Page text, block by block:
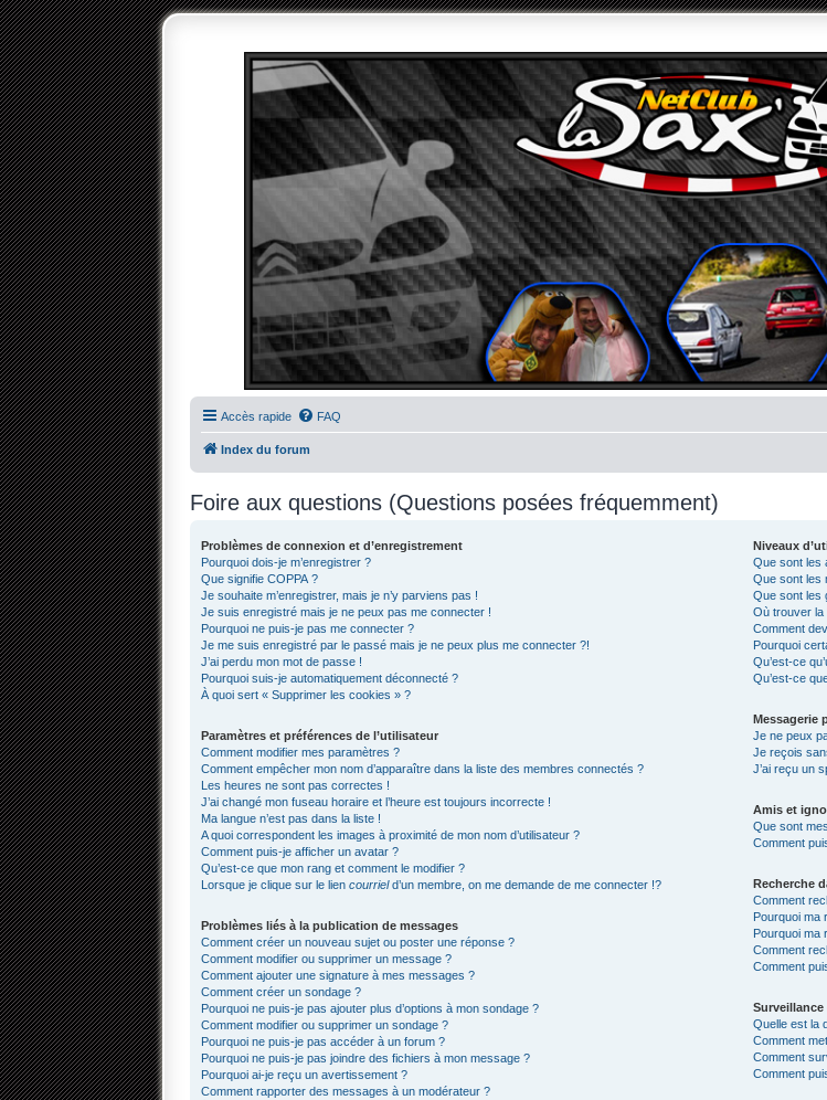
Accès rapide FAQ
Index du forum
Foire aux questions (Questions posées fréquemment)
Problèmes de connexion et d’enregistrement
Pourquoi dois-je m’enregistrer ?
Que signifie COPPA ?
Je souhaite m’enregistrer, mais je n’y parviens pas !
Je suis enregistré mais je ne peux pas me connecter !
Pourquoi ne puis-je pas me connecter ?
Je me suis enregistré par le passé mais je ne peux plus me connecter ?!
J’ai perdu mon mot de passe !
Pourquoi suis-je automatiquement déconnecté ?
À quoi sert « Supprimer les cookies » ?
Paramètres et préférences de l’utilisateur
Comment modifier mes paramètres ?
Comment empêcher mon nom d’apparaître dans la liste des membres connectés ?
Les heures ne sont pas correctes !
J’ai changé mon fuseau horaire et l’heure est toujours incorrecte !
Ma langue n’est pas dans la liste !
A quoi correspondent les images à proximité de mon nom d’utilisateur ?
Comment puis-je afficher un avatar ?
Qu’est-ce que mon rang et comment le modifier ?
Lorsque je clique sur le lien courrield’un membre, on me demande de me connecter !?
Problèmes liés à la publication de messages
Comment créer un nouveau sujet ou poster une réponse ?
Comment modifier ou supprimer un message ?
Comment ajouter une signature à mes messages ?
Comment créer un sondage ?
Pourquoi ne puis-je pas ajouter plus d’options à mon sondage ?
Comment modifier ou supprimer un sondage ?
Pourquoi ne puis-je pas accéder à un forum ?
Pourquoi ne puis-je pas joindre des fichiers à mon message ?
Pourquoi ai-je reçu un avertissement ?
Comment rapporter des messages à un modérateur ?
Niveaux
Que sont les
Que sont les
Que sont les
Où trouver la
Comment
Pourquoi
Qu’est-ce
Qu’est-ce
Messagerie
Je ne peux
Je reçois
J’ai reçu un
Amis et
Que sont
Comment
Recherche
Comment
Pourquoi ma
Pourquoi ma
Comment
Comment
Quelle est la
Comment
Comment
Comment